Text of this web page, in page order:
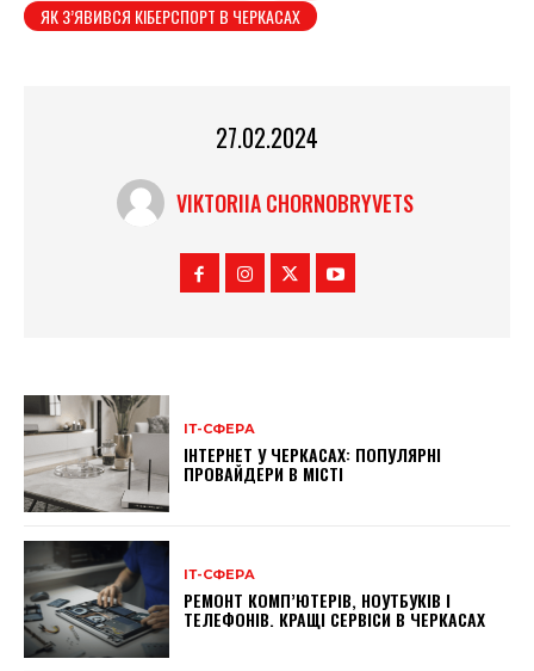
ЯК З’ЯВИВСЯ КІБЕРСПОРТ В ЧЕРКАСАХ
27.02.2024
VIKTORIIA CHORNOBRYVETS
ІТ-СФЕРА
ІНТЕРНЕТ У ЧЕРКАСАХ: ПОПУЛЯРНІ
ПРОВАЙДЕРИ В МІСТІ
ІТ-СФЕРА
РЕМОНТ КОМП’ЮТЕРІВ, НОУТБУКІВ І
ТЕЛЕФОНІВ. КРАЩІ СЕРВІСИ В ЧЕРКАСАХ